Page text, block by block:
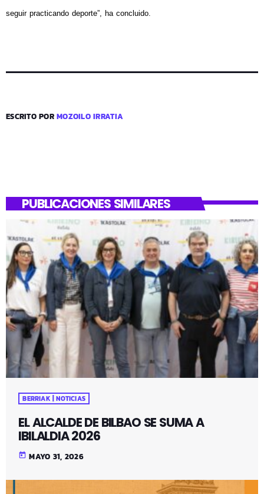
seguir practicando deporte”, ha concluido.
ESCRITO PORMOZOILO IRRATIA
PUBLICACIONES SIMILARES
BERRIAK | NOTICIAS
EL ALCALDE DE BILBAO SE SUMA A
IBILALDIA 2026
today MAYO 31, 2026